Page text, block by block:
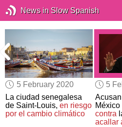
News in Slow Spanish
5 February 2020
La ciudad senegalesa
de Saint-Louis,en riesgo
por el cambio climático
5
México
contra
acallar